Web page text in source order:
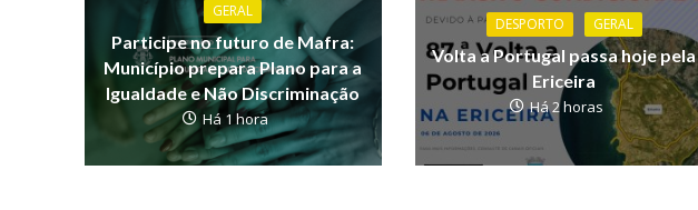
GERAL
Participe no futuro de Mafra:
Município prepara Plano para a
Igualdade e Não Discriminação
Há 1 hora
DESPORTO GERAL
Volta a Portugal passa hoje pela
Ericeira
Há 2 horas